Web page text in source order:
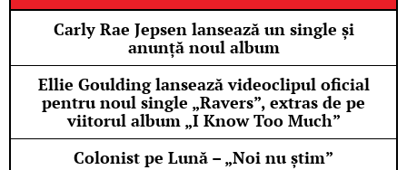
Carly Rae Jepsen lansează un single și
anunță noul album
Ellie Goulding lansează videoclipul oficial
pentru noul single „Ravers”, extras de pe
viitorul album „I Know Too Much”
Colonist pe Lună – „Noi nu știm”